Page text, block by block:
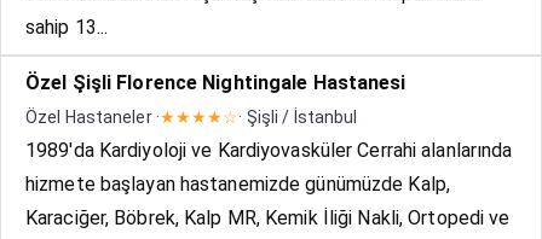
sahip 13...
Özel Şişli Florence Nightingale Hastanesi
Özel Hastaneler ·★★★★☆· Şişli / İstanbul
1989'da Kardiyoloji ve Kardiyovasküler Cerrahi alanlarında
hizmete başlayan hastanemizde günümüzde Kalp,
Karaciğer, Böbrek, Kalp MR, Kemik İliği Nakli, Ortopedi ve